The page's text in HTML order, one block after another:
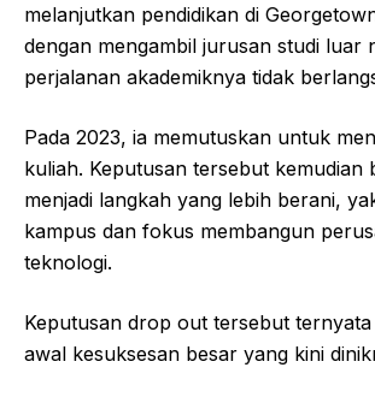
melanjutkan pendidikan di
dengan mengambil jurusan studi luar
perjalanan akademiknya tidak
Pada 2023, ia memutuskan untuk
kuliah. Keputusan tersebut kemudian
menjadi langkah yang lebih berani,
kampus dan fokus membangun
teknologi.
Keputusan drop out tersebut ternyata
awal kesuksesan besar yang kini